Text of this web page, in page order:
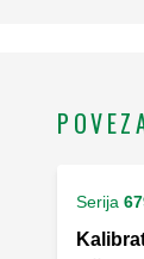
Serija